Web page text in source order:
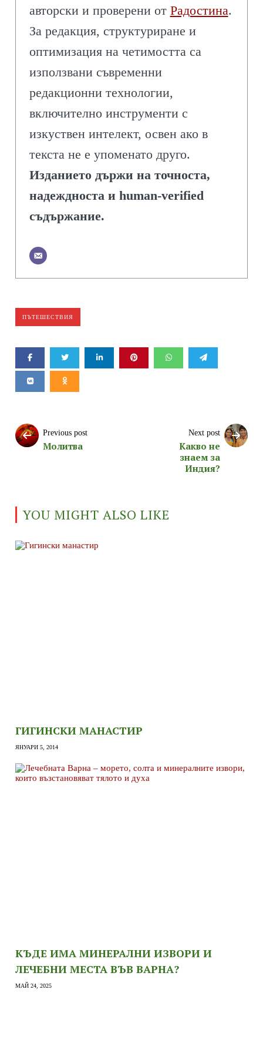
авторски и проверени от Радостина.
За редакция, структуриране и
оптимизация на четимостта са
използвани съвременни
редакционни технологии,
включително инструменти с
изкуствен интелект, освен ако в
текста не е упоменато друго.
Изданието държи на точноста,
надеждноста и human-verified
съдържание.
ПЪТЕШЕСТВИЯ
Previous post
Молитва
Next post
Какво не
знаем за
Индия?
YOU MIGHT ALSO LIKE
ГИГИНСКИ МАНАСТИР
ЯНУАРИ 5, 2014
КЪДЕ ИМА МИНЕРАЛНИ ИЗВОРИ И
ЛЕЧЕБНИ МЕСТА ВЪВ ВАРНА?
МАЙ 24, 2025